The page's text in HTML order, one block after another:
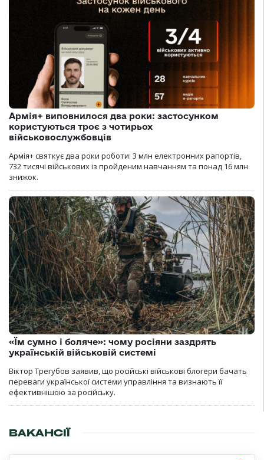
Армія+ виповнилося два роки: застосунком
користуються троє з чотирьох
військовослужбовців
Армія+ святкує два роки роботи: 3 млн електронних рапортів,
732 тисячі військових із пройденим навчанням та понад 16 млн
знижок.
«Їм сумно і боляче»: чому росіяни заздрять
українській військовій системі
Віктор Трегубов заявив, що російські військові блогери бачать
переваги української системи управління та визнають її
ефективнішою за російську.
ВАКАНСІЇ